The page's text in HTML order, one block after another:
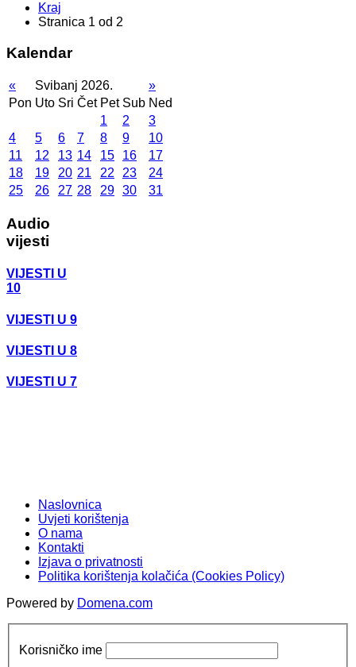
Kraj
Stranica 1 od 2
Kalendar
« Svibanj 2026.
»
Pon Uto Sri Čet Pet Sub Ned
1
2
3
4
5 6 7 8 9
10
11
12 13 14 15 16
17
18
19 20 21 22 23
24
25
26 27 28 29 30 31
Audio
vijesti
VIJESTI U
10
VIJESTI U 9
VIJESTI U 8
VIJESTI U 7
Naslovnica
Uvjeti korištenja
O nama
Kontakti
Izjava o privatnosti
Politika korištenja kolačića (Cookies Policy)
Powered by Domena.com
Korisničko ime